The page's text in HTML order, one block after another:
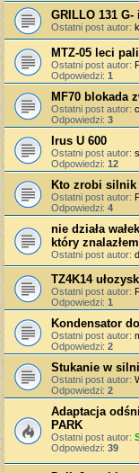
GRILLO 131
Ostatni post autor:
MTZ-05 leci
Ostatni post autor:
Odpowiedzi: 1
MF70 blokada
Ostatni post autor:
Odpowiedzi: 3
Irus U 600
Ostatni post autor:
Odpowiedzi: 12
Kto zrobi silnik
Ostatni post autor:
Odpowiedzi: 4
nie działa
który
Ostatni post autor:
TZ4K14
Ostatni post autor:
Odpowiedzi: 1
Kondensator
Ostatni post autor:
Odpowiedzi: 2
Stukanie w
Ostatni post autor:
Odpowiedzi: 2
Adaptacja
PARK
Ostatni post autor:
Odpowiedzi: 39